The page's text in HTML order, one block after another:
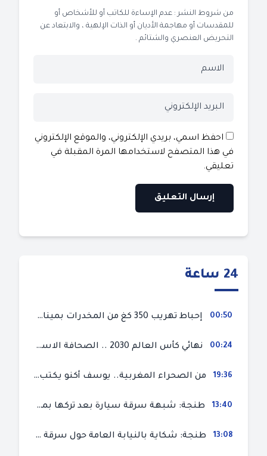
من شروط النشر : عدم الإساءة للكاتب أو للأشخاص أو
للمقدسات أو مهاجمة الأديان أو الذات الإلهية ، والابتعاد عن
التحريض العنصري والشتائم .
احفظ اسمي، بريدي الإلكتروني، والموقع الإلكتروني
في هذا المتصفح لاستخدامها المرة المقبلة في
تعليقي.
24 ساعة
00:50 إحباط تهريب 350 كغ من المخدرات بميناء طنجة المتوسط
00:24 نهائي كأس العالم 2030 .. الصحافة الاسبانية قلقة من حسم الملف لصالح المغرب و”تتهم رئيس الفيفا”
19:36 من الصحراء المغربية.. يوسف أكنو يكتب عن أزمة سبتة المحتلة ويؤكد ان الهجرة السرية ليست حلا وبناء الوطن هو الخيار الأفضل
13:40 طنجة: شبهة سرقة سيارة بعد تركها بمحل ميكانيك للإصلاح
13:08 طنجة: شكاية بالنيابة العامة حول سرقة سيارة تركها صاحبها بمحل ميكانيك للإصلاح